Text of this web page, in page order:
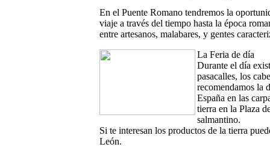
En el Puente Romano tendremos la
viaje a través del tiempo hasta la época
entre artesanos, malabares, y gentes
La Feria de día
Durante el día
pasacalles, los
recomendamos la
España en las
tierra en la Plaza
salmantino.
Si te interesan los productos de la tierra
León.